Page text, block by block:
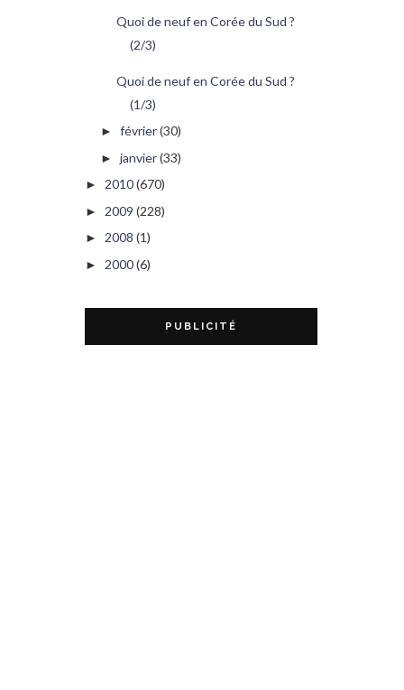
Quoi de neuf en Corée du Sud ?
(2/3)
Quoi de neuf en Corée du Sud ?
(1/3)
► février(30)
► janvier(33)
► 2010(670)
► 2009 (228)
► 2008 (1)
► 2000(6)
PUBLICITÉ